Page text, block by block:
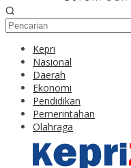
Kepri
Nasional
Daerah
Ekonomi
Pendidikan
Pemerintahan
Olahraga